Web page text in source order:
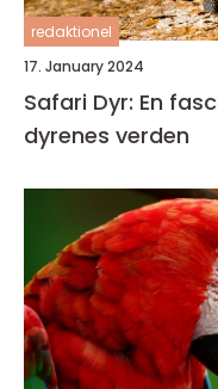
redaktionel
17. January 2024
Safari Dyr: En
dyrenes verden